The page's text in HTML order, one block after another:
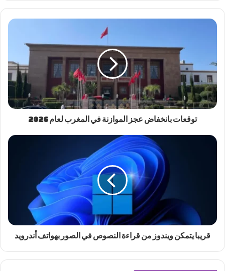
توقعات بانخفاض عجز الموازنة في المغرب لعام 2026
قريبا يتمكن ويندوز من قراءة النصوص في الصور بهواتف أندرويد